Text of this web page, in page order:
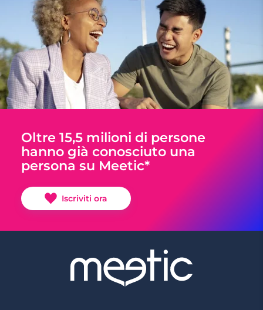
Oltre 15,5 milioni di persone
hanno già conosciuto una
persona su Meetic*
Iscriviti ora